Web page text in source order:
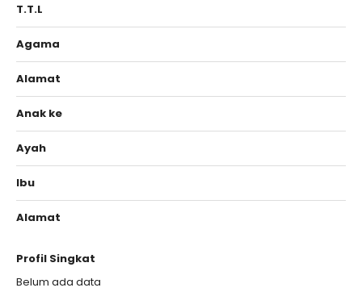
T.T.L
Agama
Alamat
Anak ke
Ayah
Ibu
Alamat
Profil Singkat
Belum ada data